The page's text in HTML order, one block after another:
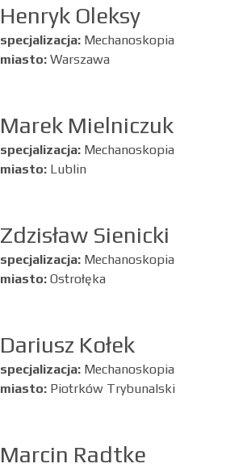
Henryk Oleksy
specjalizacja: Mechanoskopia
miasto: Warszawa
Marek Mielniczuk
specjalizacja: Mechanoskopia
miasto: Lublin
Zdzisław Sienicki
specjalizacja: Mechanoskopia
miasto: Ostrołęka
Dariusz Kołek
specjalizacja: Mechanoskopia
miasto: Piotrków Trybunalski
Marcin Radtke